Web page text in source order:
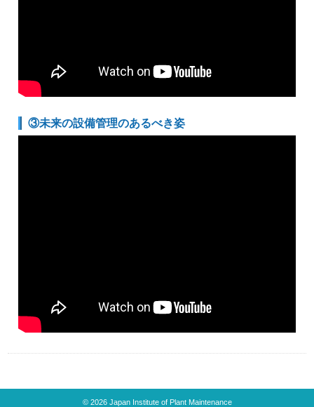
③未来の設備管理のあるべき姿
© 2026 Japan Institute of Plant Maintenance